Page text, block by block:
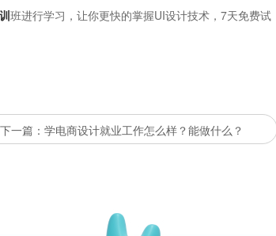
班进行学习，让你更快的掌握UI设计技术，7天免费试
下一篇：学电商设计就业工作怎么样？能做什么？